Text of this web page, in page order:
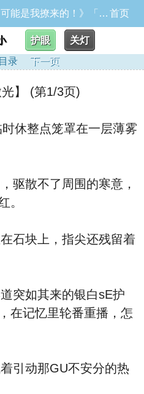
BL《暮色行光：这光，可能是我撩来的！》「※本作品未来章节将包含限制级内容，请斟酌阅读。」目前暂时固_【疗癒番外静夜微光】 首页
护眼
关灯
目录 下一页
】 (第1/3页)
休整点笼罩在一层薄雾
驱散不了周围的寒意，
。
石块上，指尖还残留着
突如其来的银白sE护
在记忆里轮番重播，怎
引动那GU不安分的热